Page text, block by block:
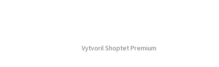
Vytvoril Shoptet Premium